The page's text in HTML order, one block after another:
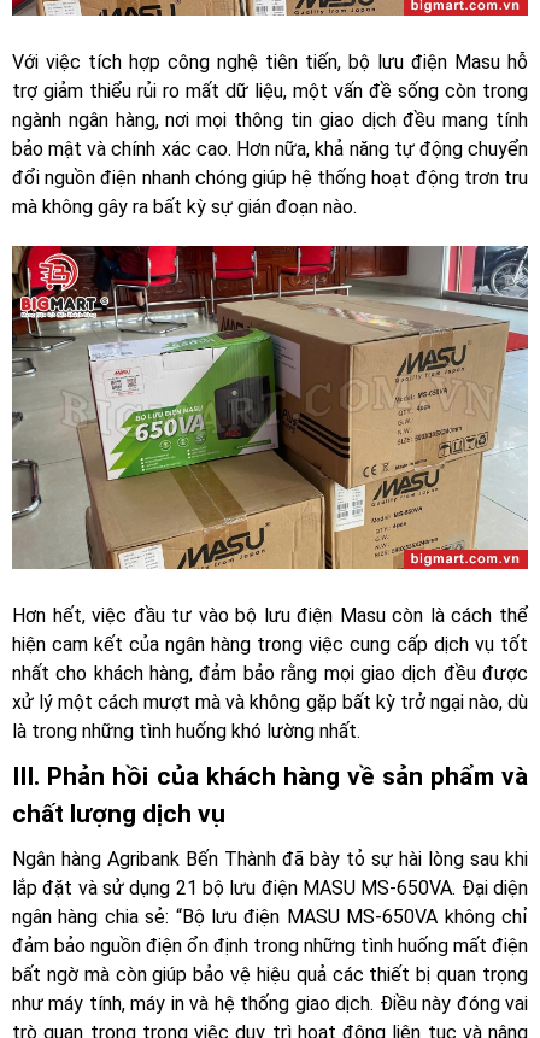
Với việc tích hợp công nghệ tiên tiến, bộ lưu điện Masu hỗ
trợ giảm thiểu rủi ro mất dữ liệu, một vấn đề sống còn trong
ngành ngân hàng, nơi mọi thông tin giao dịch đều mang tính
bảo mật và chính xác cao. Hơn nữa, khả năng tự động chuyển
đổi nguồn điện nhanh chóng giúp hệ thống hoạt động trơn tru
mà không gây ra bất kỳ sự gián đoạn nào.
Hơn hết, việc đầu tư vào bộ lưu điện Masu còn là cách thể
hiện cam kết của ngân hàng trong việc cung cấp dịch vụ tốt
nhất cho khách hàng, đảm bảo rằng mọi giao dịch đều được
xử lý một cách mượt mà và không gặp bất kỳ trở ngại nào, dù
là trong những tình huống khó lường nhất.
III. Phản hồi của khách hàng về sản phẩm và
chất lượng dịch vụ
Ngân hàng Agribank Bến Thành đã bày tỏ sự hài lòng sau khi
lắp đặt và sử dụng 21 bộ lưu điện MASU MS-650VA. Đại diện
ngân hàng chia sẻ: “Bộ lưu điện MASU MS-650VA không chỉ
đảm bảo nguồn điện ổn định trong những tình huống mất điện
bất ngờ mà còn giúp bảo vệ hiệu quả các thiết bị quan trọng
như máy tính, máy in và hệ thống giao dịch. Điều này đóng vai
trò quan trọng trong việc duy trì hoạt động liên tục và nâng